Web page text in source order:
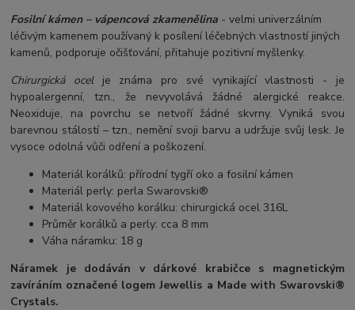
Fosilní kámen – vápencová zkamenělina - velmi univerzálním
léčivým kamenem používaný k posílení léčebných vlastností jiných
kamenů, podporuje očišťování, přitahuje pozitivní myšlenky.
Chirurgická ocelje známa pro své vynikající vlastnosti - je
hypoalergenní, tzn., že nevyvolává žádné alergické reakce.
Neoxiduje, na povrchu se netvoří žádné skvrny. Vyniká svou
barevnou stálostí – tzn., nemění svoji barvu a udržuje svůj lesk. Je
vysoce odolná vůči odření a poškození.
Materiál korálků: přírodní tygří oko a fosilní kámen
Materiál perly: perla Swarovski®
Materiál kovového korálku: chirurgická ocel 316L
Průměr korálků a perly: cca 8 mm
Váha náramku: 18 g
Náramek je dodáván v dárkové krabičce s magnetickým
zavíráním označené logem Jewellis a Made with Swarovski®
Crystals.